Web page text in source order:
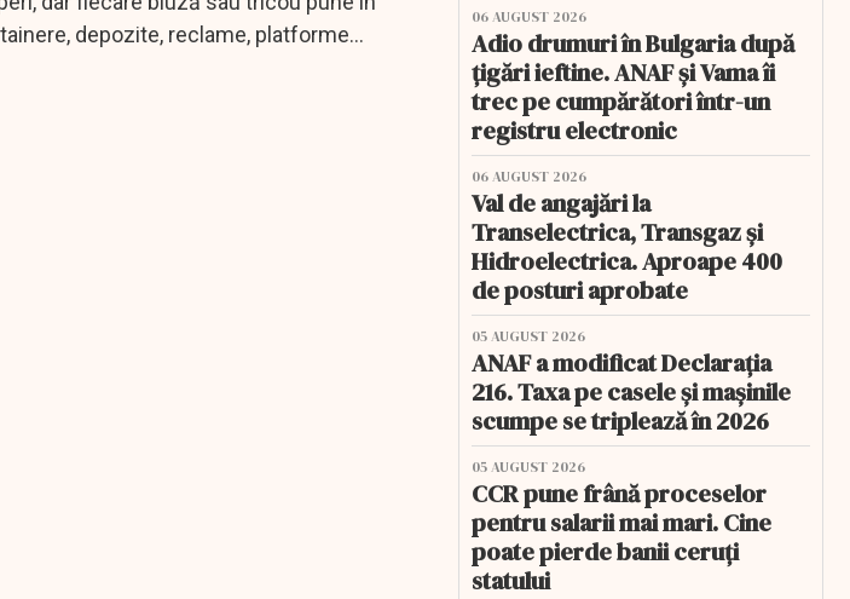
depozite, reclame, platforme
06 AUGUST 2026
Adio drumuri în Bulgaria după
țigări ieftine. ANAF și Vama îi
trec pe cumpărători într-un
registru electronic
06 AUGUST 2026
Val de angajări la
Transelectrica, Transgaz și
Hidroelectrica. Aproape 400
de posturi aprobate
05 AUGUST 2026
ANAF a modificat Declarația
216. Taxa pe casele și mașinile
scumpe se triplează în 2026
05 AUGUST 2026
CCR pune frână proceselor
pentru salarii mai mari. Cine
poate pierde banii ceruți
statului